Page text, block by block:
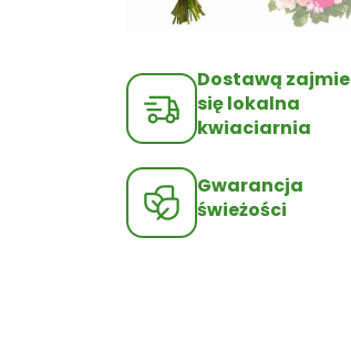
Dostawą zajmie
się lokalna
kwiaciarnia
Gwarancja
świeżości